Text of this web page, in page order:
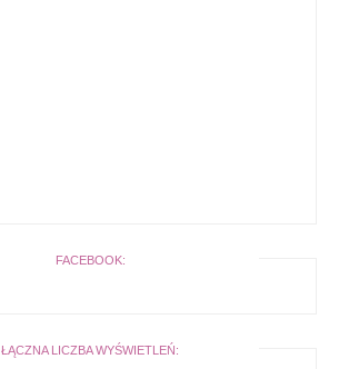
FACEBOOK:
ŁĄCZNA LICZBA WYŚWIETLEŃ: